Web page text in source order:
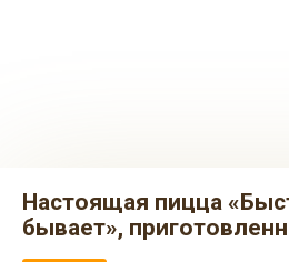
Настоящая пицца «Быстрее просто не
бывает»,